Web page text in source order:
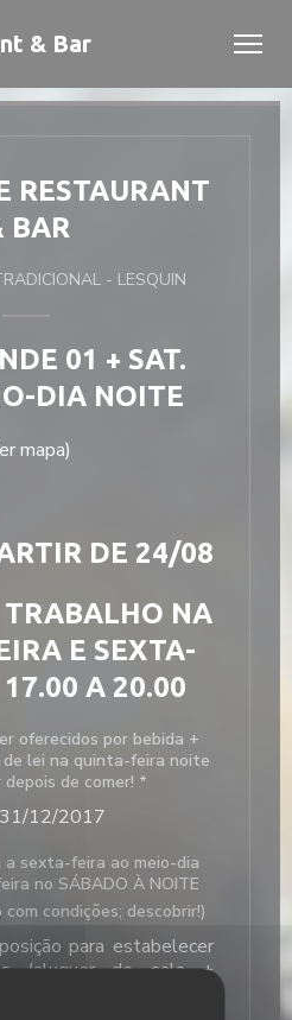
& Bar
RESTAURANT
BAR
- LESQUIN
01 + SAT.
DIA NOITE
mapa)
DE 24/08
TRABALHO NA
E SEXTA-
A 20.00
oferecidos por bebida +
lei na quinta-feira noite
de comer! *
12/2017
sexta-feira ao meio-dia
no SÁBADO À NOITE
condições; descobrir!)
para estabelecer
(aluguer de sala +